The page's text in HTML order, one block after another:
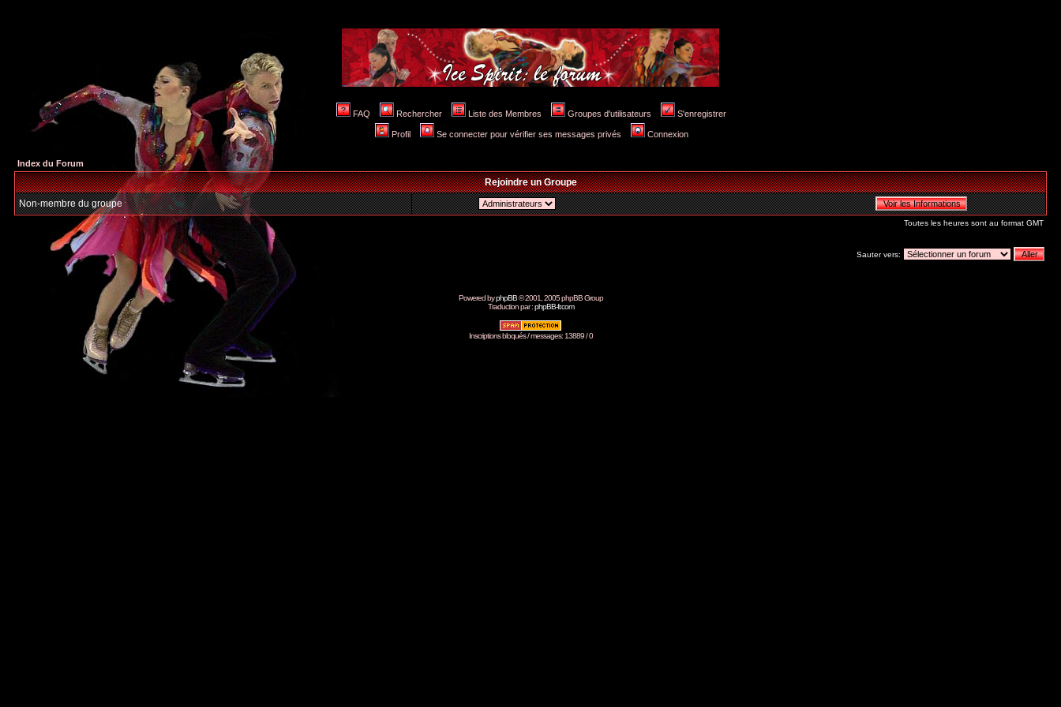
FAQ Rechercher Liste des Membres Groupes d'utilisateurs S'enregistrer
Profil Se connecter pour vérifier ses messages privés Connexion
Index du Forum
Rejoindre un Groupe
Non-membre du groupe
Toutes les heures sont au format GMT
Sauter vers:
Powered byphpBB© 2001, 2005 phpBB Group
Traduction par :phpBB-fr.com
Inscriptions bloqués / messages: 13889 / 0